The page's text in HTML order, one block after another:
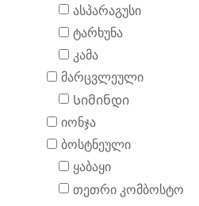
ასპარაგუსი
ტარხუნა
კამა
მარცვლეული
Სიმინდი
იონჯა
ბოსტნეული
ყაბაყი
თეთრი კომბოსტო